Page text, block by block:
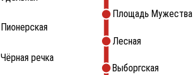
Чёрная речка
Пионерская
Выборгская
Лесная
Площадь Мужества